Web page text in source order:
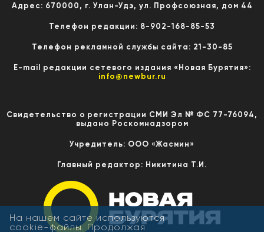
Адрес: 670000, г. Улан-Удэ, ул. Профсоюзная, дом 44
Телефон редакции: 8-902-168-85-53
Телефон рекламной службы сайта: 21-30-85
E-mail редакции сетевого издания «Новая Бурятия»:
info@newbur.ru
Свидетельство о регистрации СМИ Эл № ФС 77-76094,
выдано Роскомнадзором
Учредитель: ООО «Жасмин»
Главный редактор: Никитина Т.И.
На нашем сайте используются
cookie-файлы. Продолжая